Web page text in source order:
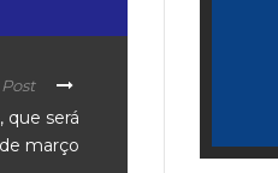
que será
março